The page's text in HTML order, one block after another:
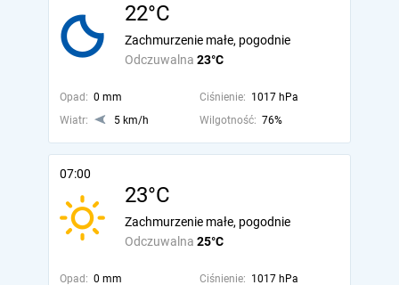
22°C
Odczuwalna 23°C
Zachmurzenie małe, pogodnie
Opad: 0 mm Ciśnienie: 1017 hPa
Wiatr:
5 km/h Wilgotność: 76%
07:00
23°C
Odczuwalna 25°C
Zachmurzenie małe, pogodnie
Opad: 0 mm Ciśnienie: 1017 hPa